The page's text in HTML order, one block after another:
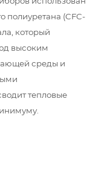
полиуретана (CFC-
который
высоким
среды и
тепловые